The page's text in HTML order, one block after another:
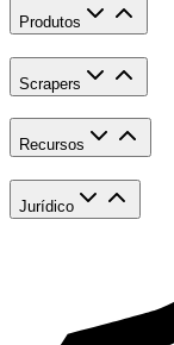
Produtos
Scrapers
Recursos
Jurídico